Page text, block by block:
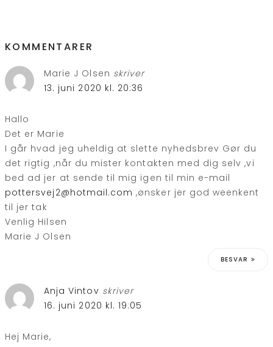
KOMMENTARER
Marie J Olsen skriver
13. juni 2020 kl. 20:36
Hallo
Det er Marie
I går hvad jeg uheldig at slette nyhedsbrev Gør du
det rigtig ,når du mister kontakten med dig selv ,vi
bed ad jer at sende til mig igen til min e-mail
pottersvej2@hotmail.com ,ønsker jer god weenkent
til jer tak
Venlig Hilsen
Marie J Olsen
BESVAR
Anja Vintov skriver
16. juni 2020 kl. 19:05
Hej Marie,